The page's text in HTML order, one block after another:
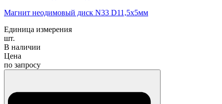
Магнит неодимовый диск N33 D11,5х5мм
Единица измерения
шт.
В наличии
Цена
по запросу